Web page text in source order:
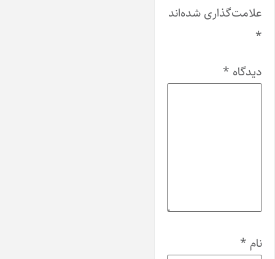
علامت‌گذاری شده‌اند
*
دیدگاه *
نام *